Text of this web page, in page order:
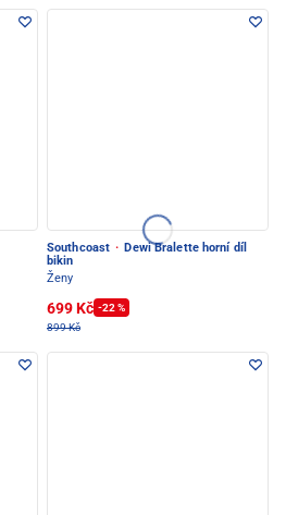
Southcoast · Dewi Bralette horní díl
bikin
Ženy
699 Kč -22 %
899 Kč